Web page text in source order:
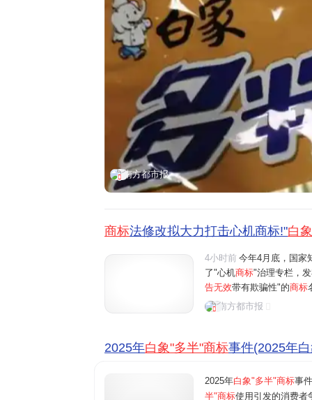
南方都市报
商标法修改拟大力打击心机商标!"白
4小时前 今年4月底，国家
了"心机商标"治理专栏，
告无效带有欺骗性"的商标
引发争议的商标
南方都市报
2025年白象"多半"商标事件(2025年
2025年白象"多半"商标事
半"商标使用引发的消费者